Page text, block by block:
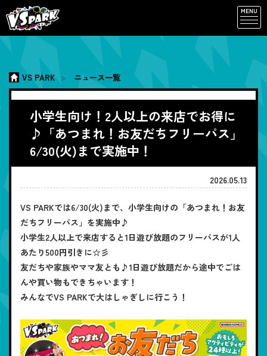
MENU
VS PARK ニュース一覧
小学生向け！2人以上の来店でお得に
♪「あつまれ！お友だちフリーパス」
6/30(火)まで実施中！
2026.05.13
VS PARKでは6/30(火)まで、小学生向けの「あつまれ！お友
だちフリーパス」を実施中♪
小学生2人以上で来店すると1日遊び放題のフリーパスが1人
あたり500円引きに☆彡
友だちや家族やママ友とも♪1日遊び放題だから途中でごは
んや買い物もできちゃいます！
みんなでVS PARKで大はしゃぎしに行こう！